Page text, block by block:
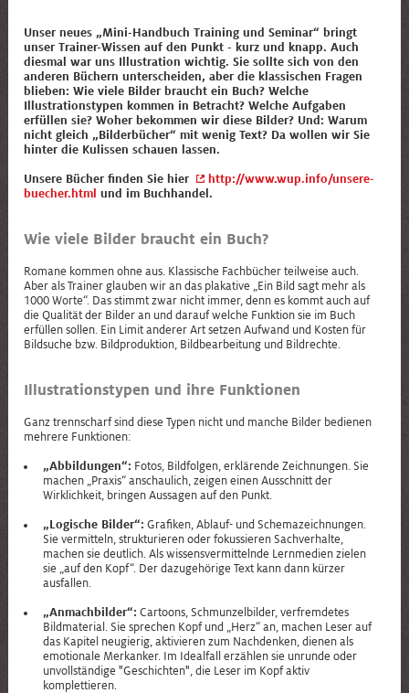
Unser neues „Mini-Handbuch Training und Seminar“ bringt
unser Trainer-Wissen auf den Punkt - kurz und knapp. Auch
diesmal war uns Illustration wichtig. Sie sollte sich von den
anderen Büchern unterscheiden, aber die klassischen Fragen
blieben: Wie viele Bilder braucht ein Buch? Welche
Illustrationstypen kommen in Betracht? Welche Aufgaben
erfüllen sie? Woher bekommen wir diese Bilder? Und: Warum
nicht gleich „Bilderbücher“ mit wenig Text? Da wollen wir Sie
hinter die Kulissen schauen lassen.
Unsere Bücher finden Sie hier
http://www.wup.info/unsere-
buecher.html und im Buchhandel.
Wie viele Bilder braucht ein Buch?
Romane kommen ohne aus. Klassische Fachbücher teilweise auch.
Aber als Trainer glauben wir an das plakative „Ein Bild sagt mehr als
1000 Worte“. Das stimmt zwar nicht immer, denn es kommt auch auf
die Qualität der Bilder an und darauf welche Funktion sie im Buch
erfüllen sollen. Ein Limit anderer Art setzen Aufwand und Kosten für
Bildsuche bzw. Bildproduktion, Bildbearbeitung und Bildrechte.
Illustrationstypen und ihre Funktionen
Ganz trennscharf sind diese Typen nicht und manche Bilder bedienen
mehrere Funktionen:
„Abbildungen“: Fotos, Bildfolgen, erklärende Zeichnungen. Sie
machen „Praxis“ anschaulich, zeigen einen Ausschnitt der
Wirklichkeit, bringen Aussagen auf den Punkt.
„Logische Bilder“: Grafiken, Ablauf- und Schemazeichnungen.
Sie vermitteln, strukturieren oder fokussieren Sachverhalte,
machen sie deutlich. Als wissensvermittelnde Lernmedien zielen
sie „auf den Kopf“. Der dazugehörige Text kann dann kürzer
ausfallen.
„Anmachbilder“: Cartoons, Schmunzelbilder, verfremdetes
Bildmaterial. Sie sprechen Kopf und „Herz“ an, machen Leser auf
das Kapitel neugierig, aktivieren zum Nachdenken, dienen als
emotionale Merkanker. Im Idealfall erzählen sie unrunde oder
unvollständige "Geschichten", die Leser im Kopf aktiv
komplettieren.